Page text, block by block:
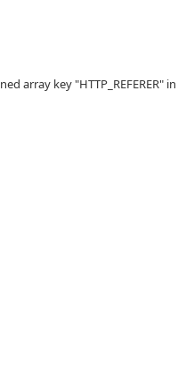
array key "HTTP_REFERER" in